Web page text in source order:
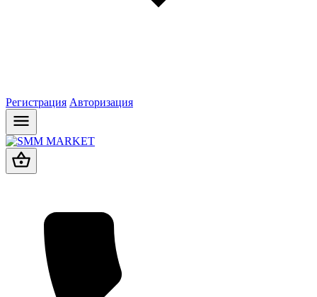
Регистрация Авторизация